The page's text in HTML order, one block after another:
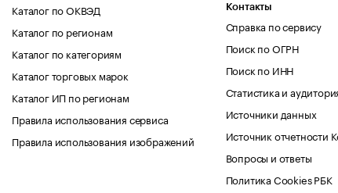
Каталог по ОКВЭД
Каталог по регионам
Каталог по категориям
Каталог торговых марок
Каталог ИП по регионам
Правила использования сервиса
Правила использования изображений
Контакты
Справка по сервису
Поиск по ОГРН
Поиск по ИНН
Статистика и
Источники данных
Источник отчетности
Вопросы и ответы
Политика Cookies РБК